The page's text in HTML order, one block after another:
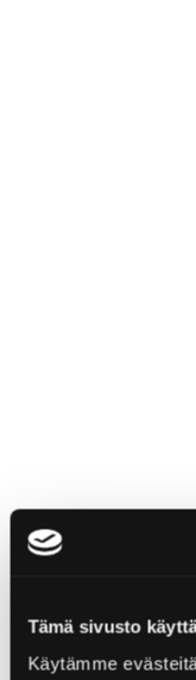
Tämä sivusto
Käytämme